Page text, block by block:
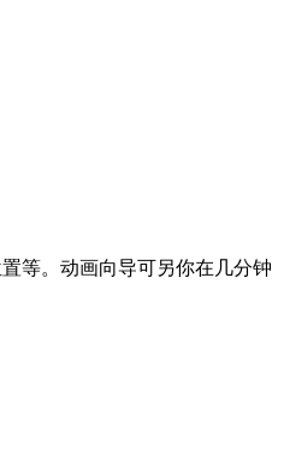
等。动画向导可另你在几分钟